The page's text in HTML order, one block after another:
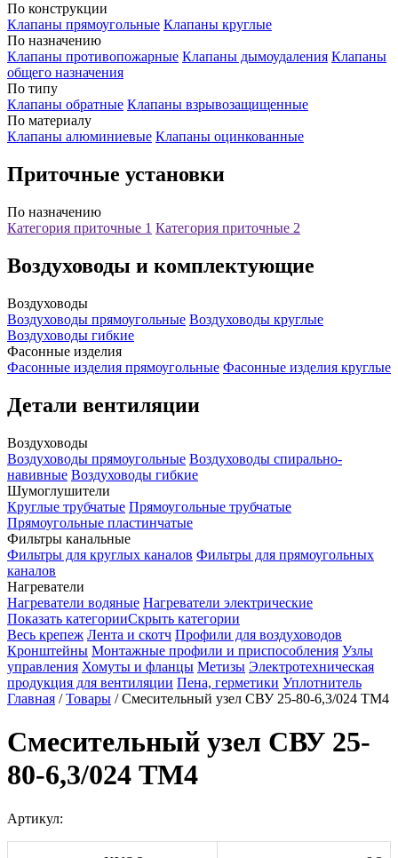
По конструкции
Клапаны прямоугольные Клапаны круглые
По назначению
Клапаны противопожарные Клапаны дымоудаления Клапаны
общего назначения
По типу
Клапаны обратные Клапаны взрывозащищенные
По материалу
Клапаны алюминиевые Клапаны оцинкованные
Приточные установки
По назначению
Категория приточные 1 Категория приточные 2
Воздуховоды и комплектующие
Воздуховоды
Воздуховоды прямоугольные Воздуховоды круглые
Воздуховоды гибкие
Фасонные изделия
Фасонные изделия прямоугольные Фасонные изделия круглые
Детали вентиляции
Воздуховоды
Воздуховоды прямоугольные Воздуховоды спирально-
навивные Воздуховоды гибкие
Шумоглушители
Круглые трубчатые Прямоугольные трубчатые
Прямоугольные пластинчатые
Фильтры канальные
Фильтры для круглых каналов Фильтры для прямоугольных
каналов
Нагреватели
Нагреватели водяные Нагреватели электрические
Показать категорииСкрыть категории
Весь крепеж Лента и скотч Профили для воздуховодов
Кронштейны Монтажные профили и приспособления Узлы
управления Хомуты и фланцы Метизы Электротехническая
продукция для вентиляции Пена, герметики Уплотнитель
Главная /Товары /Смесительный узел СВУ 25-80-6,3/024 TМ4
Смесительный узел СВУ 25-
80-6,3/024 TМ4
Артикул: